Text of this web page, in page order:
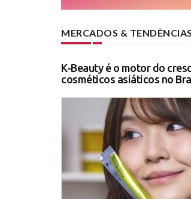
MERCADOS & TENDÊNCIAS
K-Beauty é o motor do
cosméticos asiáticos no